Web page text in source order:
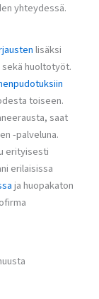
yhteydessä.
lisäksi
sekä huoltotyöt.
toiseen.
saat
-palveluna.
erityisesti
erilaisissa
ja huopakaton